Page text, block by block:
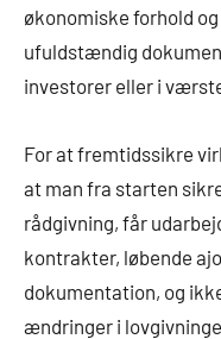
økonomiske forhold
ufuldstændig
investorer eller i
For at fremtidssikre
at man fra starten
rådgivning, får
kontrakter, løbende
dokumentation, og
ændringer i